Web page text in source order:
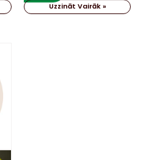
Uzzināt Vairāk »